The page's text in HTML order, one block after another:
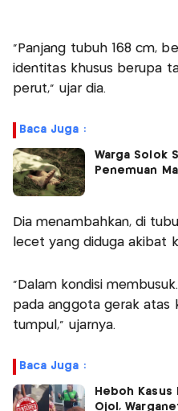
“Panjang tubuh 168 cm,
identitas khusus berupa
perut,” ujar dia.
Baca Juga :
Warga Solok
Penemuan
Dia menambahkan, di
lecet yang diduga akibat
“Dalam kondisi
pada anggota gerak atas
tumpul,” ujarnya.
Baca Juga :
Heboh Kasus
Ojol,